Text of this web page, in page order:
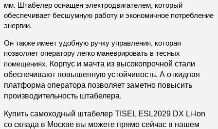
мм. Штабелер оснащен электродвигателем, который
обеспечивает бесшумную работу и экономичное потребление
энергии.
Он также имеет удобную ручку управления, которая
позволяет оператору легко маневрировать в тесных
помещениях. Корпус и мачта из высокопрочной стали
обеспечивают повышенную устойчивость. А откидная
платформа оператора позволяет заметно повысить
производительность штабелера.
Купить самоходный штабелер TISEL ESL2029 DX Li-Ion
со склада в Москве вы можете прямо сейчас в нашем